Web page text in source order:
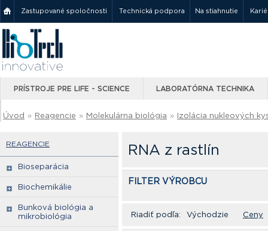
Zastupované spoločnosti Technická podpora Na stiahnutie
PRÍSTROJE PRE LIFE - SCIENCE LABORATÓRNA TECHNIKA
Úvod » Reagencie » Molekulárna biológia » Izolácia nukleových
REAGENCIE
Bioseparácia
Biochemikálie
Bunková biológia a
mikrobiológia
RNA z rastlín
FILTER VÝROBCU
Riadiť podľa: Východzie Ceny